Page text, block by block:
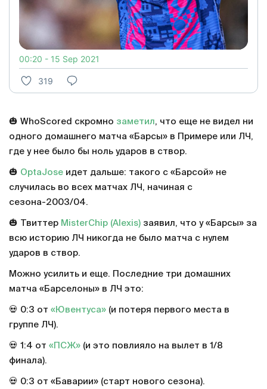
00:20 - 15 Sep 2021
319
🎃 WhoScored скромно заметил, что еще не видел ни
одного домашнего матча «Барсы» в Примере или ЛЧ,
где у нее было бы ноль ударов в створ.
🎃 OptaJose идет дальше: такого с «Барсой» не
случилась во всех матчах ЛЧ, начиная с
сезона-2003/04.
🎃 Твиттер MisterChip (Alexis) заявил, что у «Барсы» за
всю историю ЛЧ никогда не было матча с нулем
ударов в створ.
Можно усилить и еще. Последние три домашних
матча «Барселоны» в ЛЧ это:
💀 0:3 от «Ювентуса» (и потеря первого места в
группе ЛЧ).
💀 1:4 от «ПСЖ» (и это повлияло на вылет в 1/8
финала).
💀 0:3 от «Баварии» (старт нового сезона).